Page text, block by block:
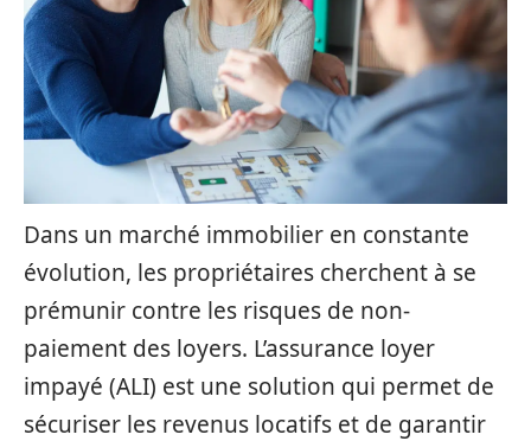
Dans un marché immobilier en constante
évolution, les propriétaires cherchent à se
prémunir contre les risques de non-
paiement des loyers. L’assurance loyer
impayé (ALI) est une solution qui permet de
sécuriser les revenus locatifs et de garantir